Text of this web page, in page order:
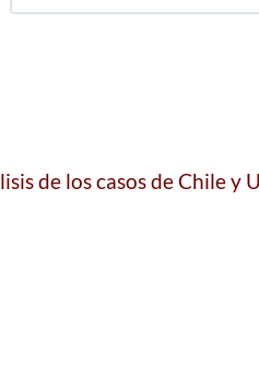
de los casos de Chile y